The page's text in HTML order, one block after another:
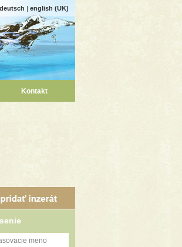
deutsch | english (UK)
Kontakt